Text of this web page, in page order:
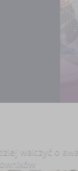
walczyć o